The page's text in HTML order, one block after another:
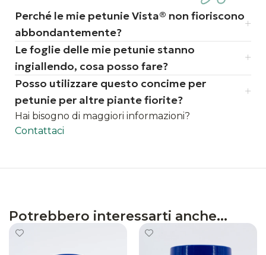
Perché le mie petunie Vista® non fioriscono
abbondantemente?
Le foglie delle mie petunie stanno
ingiallendo, cosa posso fare?
Posso utilizzare questo concime per
petunie per altre piante fiorite?
Hai bisogno di maggiori informazioni?
Contattaci
Potrebbero interessarti anche...